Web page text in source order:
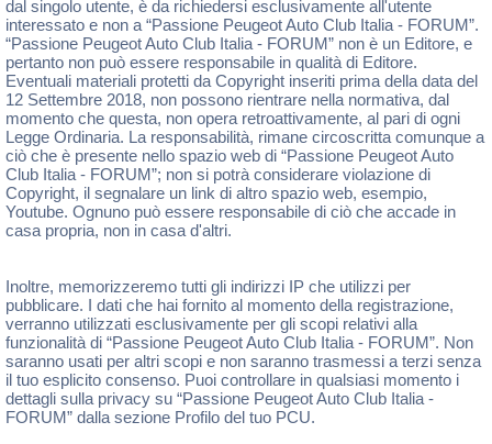
dal singolo utente, è da richiedersi esclusivamente all'utente
interessato e non a “Passione Peugeot Auto Club Italia - FORUM”.
“Passione Peugeot Auto Club Italia - FORUM” non è un Editore, e
pertanto non può essere responsabile in qualità di Editore.
Eventuali materiali protetti da Copyright inseriti prima della data del
12 Settembre 2018, non possono rientrare nella normativa, dal
momento che questa, non opera retroattivamente, al pari di ogni
Legge Ordinaria. La responsabilità, rimane circoscritta comunque a
ciò che è presente nello spazio web di “Passione Peugeot Auto
Club Italia - FORUM”; non si potrà considerare violazione di
Copyright, il segnalare un link di altro spazio web, esempio,
Youtube. Ognuno può essere responsabile di ciò che accade in
casa propria, non in casa d'altri.
Inoltre, memorizzeremo tutti gli indirizzi IP che utilizzi per
pubblicare. I dati che hai fornito al momento della registrazione,
verranno utilizzati esclusivamente per gli scopi relativi alla
funzionalità di “Passione Peugeot Auto Club Italia - FORUM”. Non
saranno usati per altri scopi e non saranno trasmessi a terzi senza
il tuo esplicito consenso. Puoi controllare in qualsiasi momento i
dettagli sulla privacy su “Passione Peugeot Auto Club Italia -
FORUM” dalla sezione Profilo del tuo PCU.